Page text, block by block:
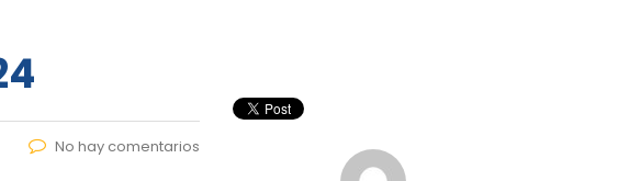
No hay comentarios